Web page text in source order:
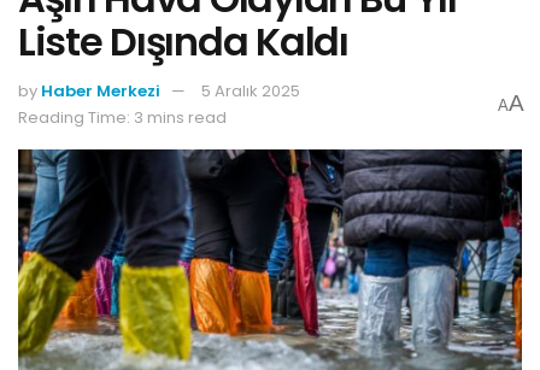
Liste Dışında Kaldı
by Haber Merkezi
5 Aralık 2025
Reading Time: 3 mins read
AA